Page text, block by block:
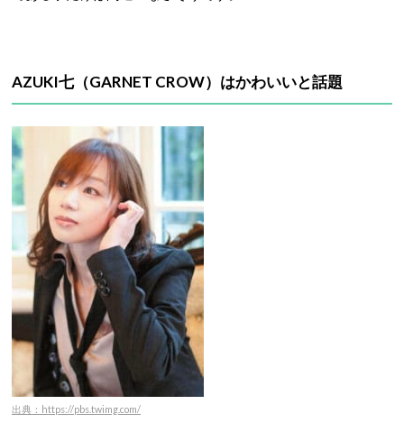
AZUKI七（GARNET CROW）はかわいいと話題
出典：https://pbs.twimg.com/